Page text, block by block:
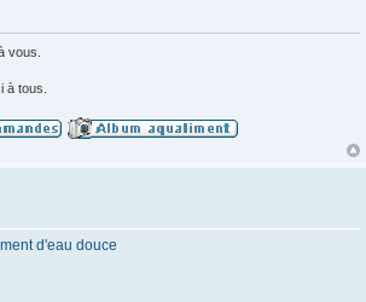
vous.
à tous.
d'eau douce